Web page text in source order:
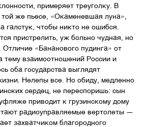
примеряет треуголку. В
той же пьесе, «Окаменевшая луна»,
галстук, чтобы никто не ошибся.
пристрелить, уж больно чудная, но
Отличие «Бананового пудинга» от
тему взаимоотношений России и
оба государства выглядят
Нелепы все. Но обиду, медленно
сердец, не переспоришь: сын
приводит к грузинскому дому
радиоуправляемые вертолеты —
захватчиком благородного